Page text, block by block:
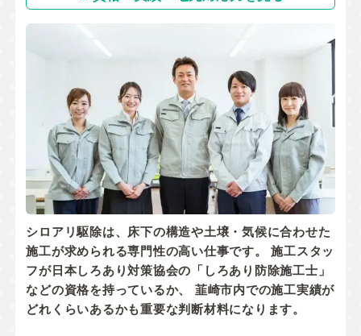
シロアリ駆除は、床下の構造や土壌・気候に合わせた
施工が求められる専門性の高い仕事です。 施工スタッ
フが日本しろあり対策協会の「しろあり防除施工士」
などの資格を持っているか、 韮崎市内での施工実績が
どれくらいあるかも重要な判断材料になります。